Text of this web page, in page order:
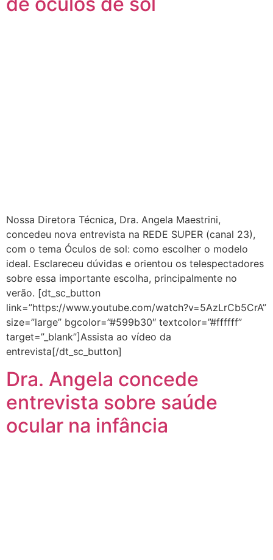
Nossa Diretora Técnica, Dra. Angela Maestrini,
concedeu nova entrevista na REDE SUPER (canal 23),
com o tema Óculos de sol: como escolher o modelo
ideal. Esclareceu dúvidas e orientou os telespectadores
sobre essa importante escolha, principalmente no
verão. [dt_sc_button
link=”https://www.youtube.com/watch?v=5AzLrCb5CrA”
size=”large” bgcolor=”#599b30″ textcolor=”#ffffff”
target=”_blank”]Assista ao vídeo da
entrevista[/dt_sc_button]
Dra. Angela concede
entrevista sobre saúde
ocular na infância